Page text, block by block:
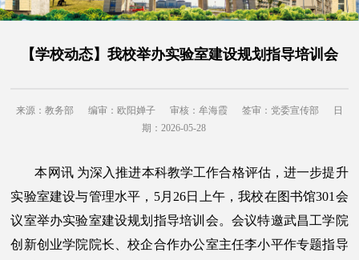
【学校动态】我校举办实验室建设规划指导培训会
来源：教务部 编审：欧阳婵子 审核：牟海霞 签审：党委宣传部
日
期：2026-05-28
本网讯 为深入推进本科教学工作合格评估，进一步提升
实验室建设与管理水平，5月26日上午，我校在图书馆301会
议室举办实验室建设规划指导培训会。会议特邀武昌工学院
创新创业学院院长、校企合作办公室主任李小平作专题指导